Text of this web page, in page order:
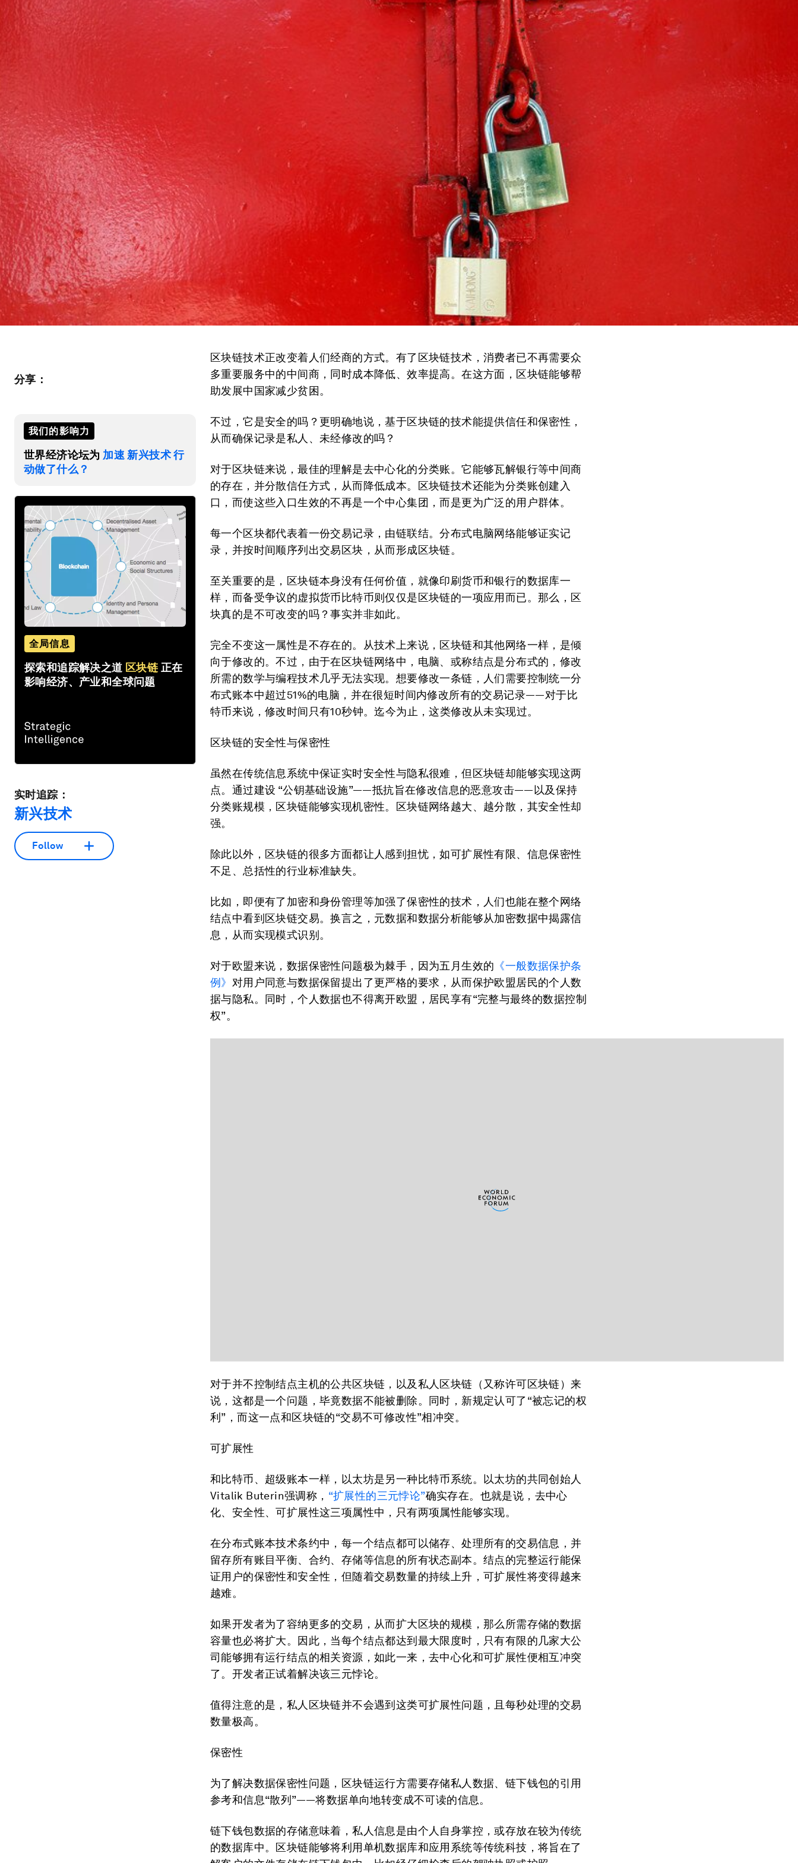
分享：
我们的影响力
世界经济论坛为 加速 新兴技术 行
动做了什么？
全局信息
探索和追踪解决之道 区块链 正在
影响经济、产业和全球问题
实时追踪：
新兴技术
Follow
区块链技术正改变着人们经商的方式。有了区块链技术，消费者已不再需要众
多重要服务中的中间商，同时成本降低、效率提高。在这方面，区块链能够帮
助发展中国家减少贫困。
不过，它是安全的吗？更明确地说，基于区块链的技术能提供信任和保密性，
从而确保记录是私人、未经修改的吗？
对于区块链来说，最佳的理解是去中心化的分类账。它能够瓦解银行等中间商
的存在，并分散信任方式，从而降低成本。区块链技术还能为分类账创建入
口，而使这些入口生效的不再是一个中心集团，而是更为广泛的用户群体。
每一个区块都代表着一份交易记录，由链联结。分布式电脑网络能够证实记
录，并按时间顺序列出交易区块，从而形成区块链。
至关重要的是，区块链本身没有任何价值，就像印刷货币和银行的数据库一
样，而备受争议的虚拟货币比特币则仅仅是区块链的一项应用而已。那么，区
块真的是不可改变的吗？事实并非如此。
完全不变这一属性是不存在的。从技术上来说，区块链和其他网络一样，是倾
向于修改的。不过，由于在区块链网络中，电脑、或称结点是分布式的，修改
所需的数学与编程技术几乎无法实现。想要修改一条链，人们需要控制统一分
布式账本中超过51%的电脑，并在很短时间内修改所有的交易记录——对于比
特币来说，修改时间只有10秒钟。迄今为止，这类修改从未实现过。
区块链的安全性与保密性
虽然在传统信息系统中保证实时安全性与隐私很难，但区块链却能够实现这两
点。通过建设 “公钥基础设施”——抵抗旨在修改信息的恶意攻击——以及保持
分类账规模，区块链能够实现机密性。区块链网络越大、越分散，其安全性却
强。
除此以外，区块链的很多方面都让人感到担忧，如可扩展性有限、信息保密性
不足、总括性的行业标准缺失。
比如，即便有了加密和身份管理等加强了保密性的技术，人们也能在整个网络
结点中看到区块链交易。换言之，元数据和数据分析能够从加密数据中揭露信
息，从而实现模式识别。
对于欧盟来说，数据保密性问题极为棘手，因为五月生效的 《一般数据保护条
例》 对用户同意与数据保留提出了更严格的要求，从而保护欧盟居民的个人数
据与隐私。同时，个人数据也不得离开欧盟，居民享有“完整与最终的数据控制
权”。
对于并不控制结点主机的公共区块链，以及私人区块链（又称许可区块链）来
说，这都是一个问题，毕竟数据不能被删除。同时，新规定认可了“被忘记的权
利”，而这一点和区块链的“交易不可修改性”相冲突。
可扩展性
和比特币、超级账本一样，以太坊是另一种比特币系统。以太坊的共同创始人
Vitalik Buterin强调称， “扩展性的三元悖论”确实存在。也就是说，去中心
化、安全性、可扩展性这三项属性中，只有两项属性能够实现。
在分布式账本技术条约中，每一个结点都可以储存、处理所有的交易信息，并
留存所有账目平衡、合约、存储等信息的所有状态副本。结点的完整运行能保
证用户的保密性和安全性，但随着交易数量的持续上升，可扩展性将变得越来
越难。
如果开发者为了容纳更多的交易，从而扩大区块的规模，那么所需存储的数据
容量也必将扩大。因此，当每个结点都达到最大限度时，只有有限的几家大公
司能够拥有运行结点的相关资源，如此一来，去中心化和可扩展性便相互冲突
了。开发者正试着解决该三元悖论。
值得注意的是，私人区块链并不会遇到这类可扩展性问题，且每秒处理的交易
数量极高。
保密性
为了解决数据保密性问题，区块链运行方需要存储私人数据、链下钱包的引用
参考和信息“散列”——将数据单向地转变成不可读的信息。
链下钱包数据的存储意味着，私人信息是由个人自身掌控，或存放在较为传统
的数据库中。区块链能够将利用单机数据库和应用系统等传统科技，将旨在了